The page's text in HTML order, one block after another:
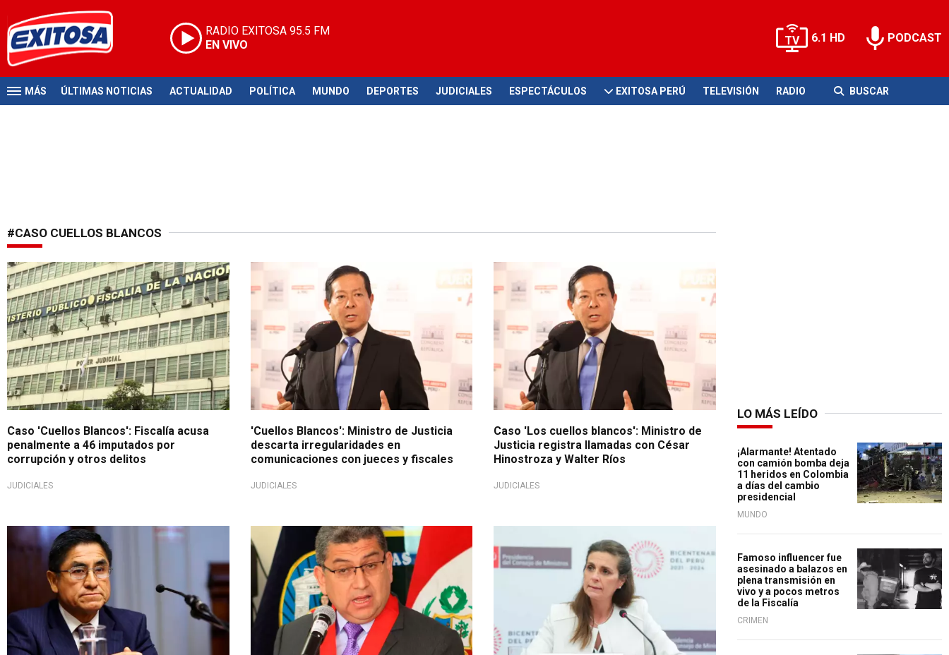
RADIO EXITOSA 95.5 FM
EN VIVO
6.1 HD PODCAST
MÁS ÚLTIMAS NOTICIAS ACTUALIDAD POLÍTICA MUNDO DEPORTES JUDICIALES ESPECTÁCULOS EXITOSA PERÚ TELEVISIÓN RADIO BUSCAR
#CASO CUELLOS BLANCOS
Audiencia de control
Caso 'Cuellos Blancos': Fiscalía acusa
penalmente a 46 imputados por
corrupción y otros delitos
JUDICIALES
Tras decisión del PJ
'Cuellos Blancos': Ministro de Justicia
descarta irregularidades en
comunicaciones con jueces y fiscales
JUDICIALES
Según reporte de comunicaciones
Caso 'Los cuellos blancos': Ministro de
Justicia registra llamadas con César
Hinostroza y Walter Ríos
JUDICIALES
'Cuellos Blancos' Implicado en los "Cuellos Blancos"
Blancos'
LO MÁS LEÍDO
¡Alarmante! Atentado
con camión bomba deja
11 heridos en Colombia
a días del cambio
presidencial
MUNDO
Famoso influencer fue
asesinado a balazos en
plena transmisión en
vivo y a pocos metros
de la Fiscalía
CRIMEN